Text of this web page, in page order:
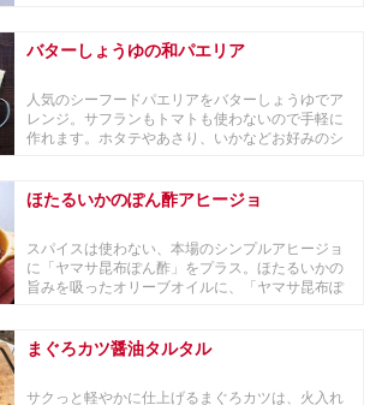
バターしょうゆの和パエリア
人気のシーフードパエリアをバターしょうゆでア
レンジ。サフランもトマトも使わないので手軽に
作れます。ホタテやあさり、いかなどお好みのシ
ほたるいかのぽん酢アヒージョ
スパイスは使わない、本場のシンプルアヒージョ
に「ヤマサ昆布ぽん酢」をプラス。ほたるいかの
旨みを吸ったオリーブオイルに、「ヤマサ昆布ぽ
まぐろカツ醤油タルタル
サクっと軽やかに仕上げるまぐろカツは、火入れ